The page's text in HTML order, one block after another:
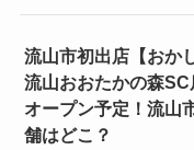
流山市初出店【おか
流山おおたかの森SC
オープン予定！流山
舗はどこ？